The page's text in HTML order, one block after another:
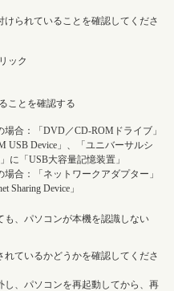
られていることを確認してくださ
ック
ことを確認する
場合：「DVD／CD-ROMドライブ」
USB Device」、「ユニバーサルシ
に「USB大容量記憶装置」
合：「ネットワークアダプター」
Sharing Device」
も、パソコンが本機を認識しない
ているかどうかを確認してくださ
し、パソコンを再起動してから、再